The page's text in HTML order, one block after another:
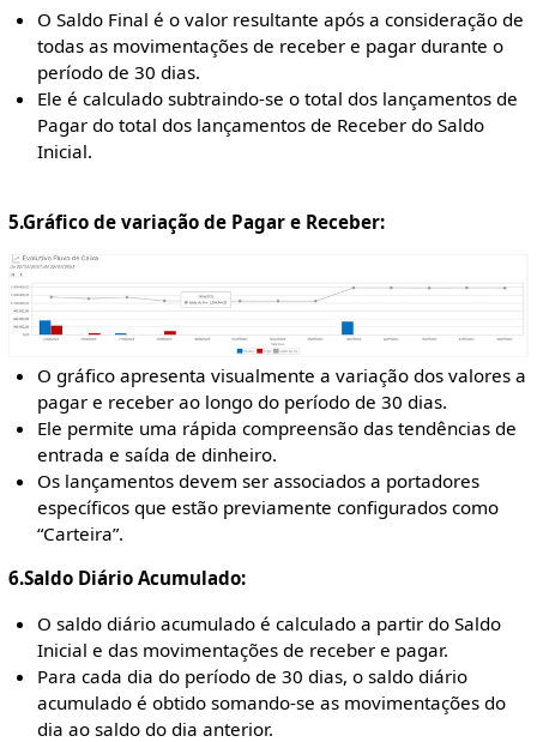
O Saldo Final é o valor resultante após a consideração de
todas as movimentações de receber e pagar durante o
período de 30 dias.
Ele é calculado subtraindo-se o total dos lançamentos de
Pagar do total dos lançamentos de Receber do Saldo
Inicial.
5.Gráfico de variação de Pagar e Receber:
O gráfico apresenta visualmente a variação dos valores a
pagar e receber ao longo do período de 30 dias.
Ele permite uma rápida compreensão das tendências de
entrada e saída de dinheiro.
Os lançamentos devem ser associados a portadores
específicos que estão previamente configurados como
“Carteira”.
6.Saldo Diário Acumulado:
O saldo diário acumulado é calculado a partir do Saldo
Inicial e das movimentações de receber e pagar.
Para cada dia do período de 30 dias, o saldo diário
acumulado é obtido somando-se as movimentações do
dia ao saldo do dia anterior.